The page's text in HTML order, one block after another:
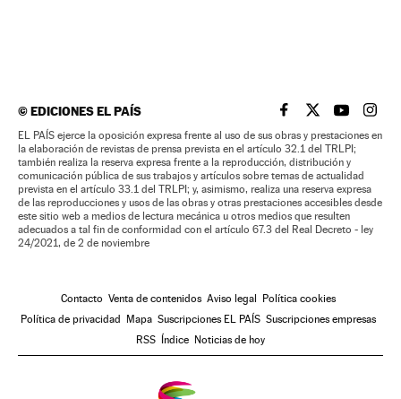
©EDICIONES EL PAÍS EL PAÍS BRASIL EN
EL PAÍSEL PAÍS
EL
EL PAÍS ejerce la oposición expresa frente al uso de sus obras y prestaciones en
la elaboración de revistas de prensa prevista en el artículo 32.1 del TRLPI;
también realiza la reserva expresa frente a la reproducción, distribución y
comunicación pública de sus trabajos y artículos sobre temas de actualidad
prevista en el artículo 33.1 del TRLPI; y, asimismo, realiza una reserva expresa
de las reproducciones y usos de las obras y otras prestaciones accesibles desde
este sitio web a medios de lectura mecánica u otros medios que resulten
adecuados a tal fin de conformidad con el artículo 67.3 del Real Decreto - ley
24/2021, de 2 de noviembre
Contacto Venta de contenidos Aviso legal Política cookies
Política de privacidad Mapa Suscripciones EL PAÍS Suscripciones empresas
RSS Índice Noticias de hoy